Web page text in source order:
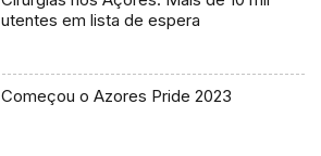
utentes em lista de espera
Começou o Azores Pride 2023